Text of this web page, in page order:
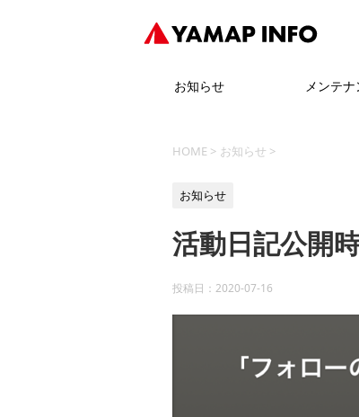
お知らせ メンテナ
HOME > お知らせ >
お知らせ
活動日記公開
投稿日： 2020-07-16